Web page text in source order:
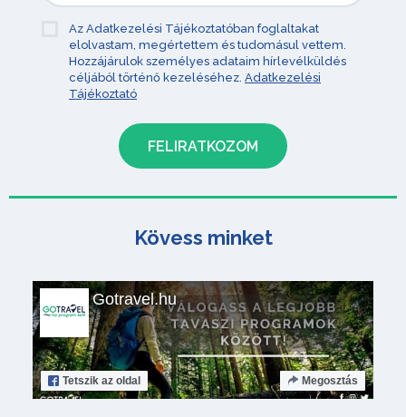
Az Adatkezelési Tájékoztatóban foglaltakat
elolvastam, megértettem és tudomásul vettem.
Hozzájárulok személyes adataim hírlevélküldés
céljából történő kezeléséhez. Adatkezelési
Tájékoztató
Kövess minket
Gotravel.hu
Tetszik az oldal Megosztás